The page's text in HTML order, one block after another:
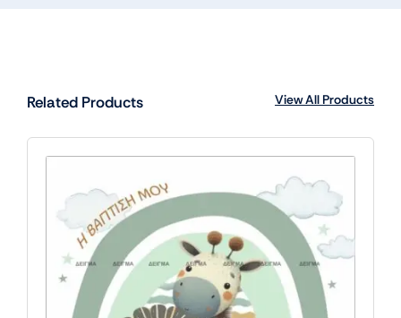
Related Products View All Products